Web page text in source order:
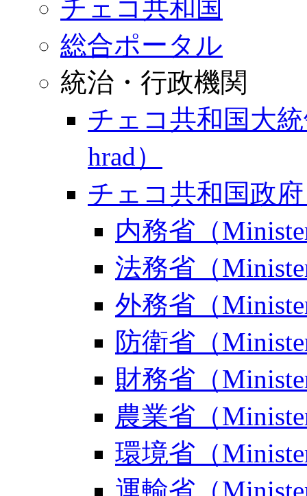
チェコ共和国
総合ポータル
統治・行政機関
チェコ共和国大
hrad）
チェコ共和国政府
内務省（
法務省（
外務省（
防衛省（
財務省（
農業省（
環境省（